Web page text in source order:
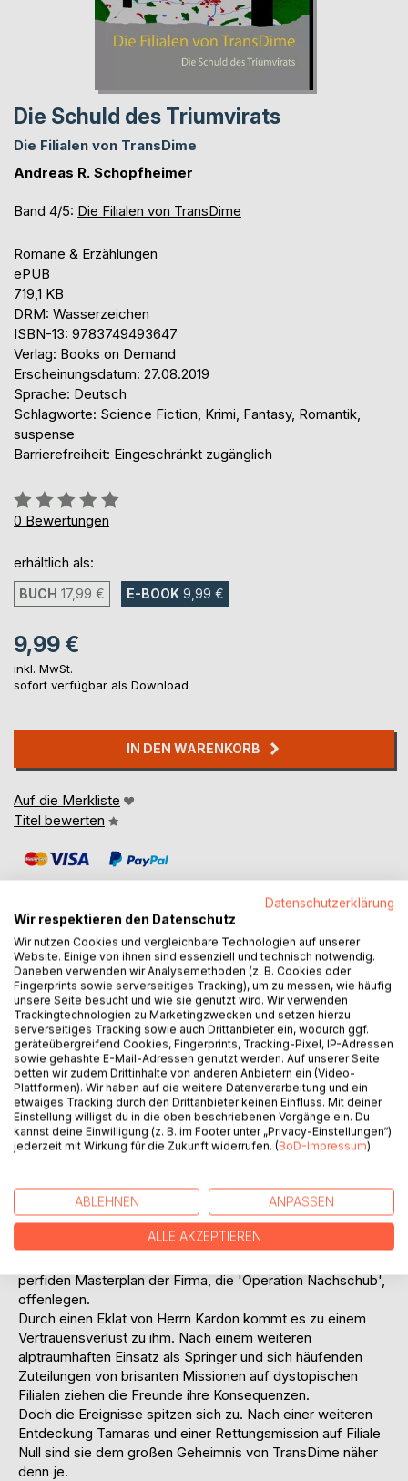
Die Schuld des Triumvirats
Die Filialen von TransDime
Andreas R. Schopfheimer
Band 4/5: Die Filialen von TransDime
Romane & Erzählungen
ePUB
719,1 KB
DRM: Wasserzeichen
ISBN-13: 9783749493647
Verlag: Books on Demand
Erscheinungsdatum: 27.08.2019
Sprache: Deutsch
Schlagworte: Science Fiction, Krimi, Fantasy, Romantik,
suspense
Barrierefreiheit: Eingeschränkt zugänglich
Bewertung::
0%
0 Bewertungen
erhältlich als:
BUCH 17,99 € E-BOOK 9,99 €
9,99 €
inkl. MwSt.
sofort verfügbar als Download
IN DEN WARENKORB
Auf die Merkliste
Titel bewerten
BESCHREIBUNG
Band 4 - Die Schuld des Triumvirats
Nach ihrem ersten Jahr und mehreren harten Einsätzen als
Springer verbringen die Freunde einen Urlaub auf Wolfs
Heimatfiliale 108, die auch Rebecca und Nick kennen.
Dabei kommen sich nicht nur Wolf und Teresa näher, auch
Sven macht Tamara weiter den Hof.
Durch Zufall retten sie ein paar wichtige Personen mit
Prompt werden sie zum Schutz vor weiteren Attentaten
von der Firma 'entliehen'. Sie erfahren dann auch
unverhofft von erbitterten Flügelkämpfen in der Chefetage
von TransDime. Endlich kommt Tamara dabei an erste lang
perfiden Masterplan der Firma, die 'Operation Nachschub',
offenlegen.
Durch einen Eklat von Herrn Kardon kommt es zu einem
Vertrauensverlust zu ihm. Nach einem weiteren
alptraumhaften Einsatz als Springer und sich häufenden
Zuteilungen von brisanten Missionen auf dystopischen
Filialen ziehen die Freunde ihre Konsequenzen.
Doch die Ereignisse spitzen sich zu. Nach einer weiteren
Entdeckung Tamaras und einer Rettungsmission auf Filiale
Null sind sie dem großen Geheimnis von TransDime näher
denn je.
Datenschutzerklärung
Wir respektieren den Datenschutz
Wir nutzen Cookies und vergleichbare Technologien auf unserer
Website. Einige von ihnen sind essenziell und technisch notwendig.
Daneben verwenden wir Analysemethoden (z. B. Cookies oder
Fingerprints sowie serverseitiges Tracking), um zu messen, wie häufig
unsere Seite besucht und wie sie genutzt wird. Wir verwenden
Trackingtechnologien zu Marketingzwecken und setzen hierzu
serverseitiges Tracking sowie auch Drittanbieter ein, wodurch ggf.
geräteübergreifend Cookies, Fingerprints, Tracking-Pixel, IP-Adressen
sowie gehashte E-Mail-Adressen genutzt werden. Auf unserer Seite
betten wir zudem Drittinhalte von anderen Anbietern ein (Video-
Plattformen). Wir haben auf die weitere Datenverarbeitung und ein
etwaiges Tracking durch den Drittanbieter keinen Einfluss. Mit deiner
Einstellung willigst du in die oben beschriebenen Vorgänge ein. Du
kannst deine Einwilligung (z. B. im Footer unter „Privacy-Einstellungen“)
jederzeit mit Wirkung für die Zukunft widerrufen. (BoD-Impressum)
ABLEHNEN ANPASSEN
ALLE AKZEPTIEREN